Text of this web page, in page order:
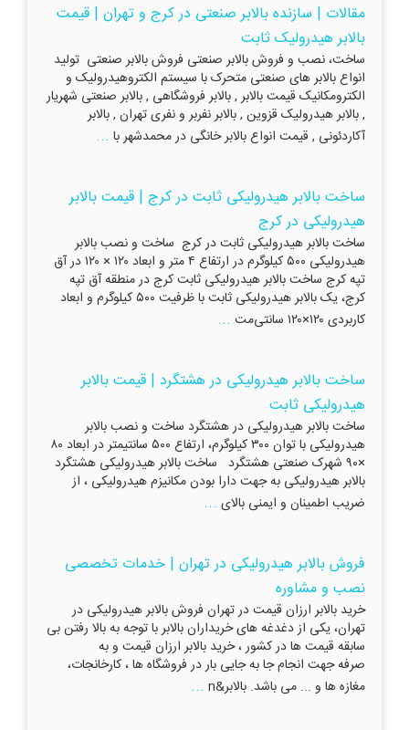
مقالات | سازنده بالابر صنعتی در کرج و تهران | قیمت
بالابر هیدرولیک ثابت
ساخت، نصب و فروش بالابر صنعتی فروش بالابر صنعتی تولید
انواع بالابر های صنعتی متحرک با سیستم الکتروهیدرولیک و
الکترومکانیک قیمت بالابر , بالابر فروشگاهی , بالابر صنعتی شهریار
, بالابر هیدرولیک قزوین , بالابر نفربر و نفری تهران , بالابر
آکاردئونی , قیمت انواع بالابر خانگی در محمدشهر با ...
ساخت بالابر هیدرولیکی ثابت در کرج | قیمت بالابر
هیدرولیکی در کرج
ساخت بالابر هیدرولیکی ثابت در کرج ساخت و نصب بالابر
هیدرولیکی ۵۰۰ کیلوگرم در ارتفاع ۴ متر و ابعاد ۱۲۰ × ۱۲۰ در آق
تپه کرج ساخت بالابر هیدرولیکی ثابت کرج در منطقه آق تپه
کرج، یک بالابر هیدرولیکی ثابت با ظرفیت ۵۰۰ کیلوگرم و ابعاد
کاربردی ۱۲۰×۱۲۰ سانتی‌مت
...
ساخت بالابر هیدرولیکی در هشتگرد | قیمت بالابر
هیدرولیکی ثابت
ساخت بالابر هیدرولیکی در هشتگرد ساخت و نصب بالابر
هیدرولیکی با توان ۳۰۰ کیلوگرم، ارتفاع ۵۰۰ سانتیمتر در ابعاد ۸۰
×۹۰ شهرک صنعتی هشتگرد ساخت بالابر هیدرولیکی هشتگرد
بالابر هیدرولیکی به جهت دارا بودن مکانیزم هیدرولیکی ، از
ضریب اطمینان و ایمنی بالای ...
فروش بالابر هیدرولیکی در تهران | خدمات تخصصی
نصب و مشاوره
خرید بالابر ارزان قیمت در تهران فروش بالابر هیدرولیکی در
تهران، یکی از دغدغه های خریداران بالابر با توجه به بالا رفتن بی
سابقه قیمت ها در کشور ، خرید بالابر ارزان قیمت و به
صرفه جهت انجام جا به جایی بار در فروشگاه ها ، کارخانجات،
مغازه ها و ... می باشد. بالابر&n ...